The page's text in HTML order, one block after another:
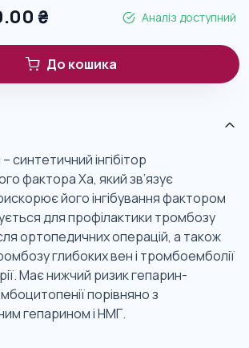
₴ Аналіз доступний
До кошика
синтетичний інгібітор
фактора Ха, який зв’язує
його інгібування фактором
для профілактики тромбозу
ортопедичних операцій, а також
глибоких вен і тромбоемболії
Має нижчий ризик гепарин-
порівняно з
гепарином і НМГ.